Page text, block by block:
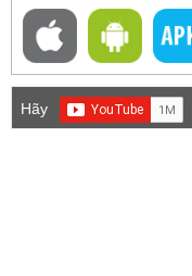
Hãy